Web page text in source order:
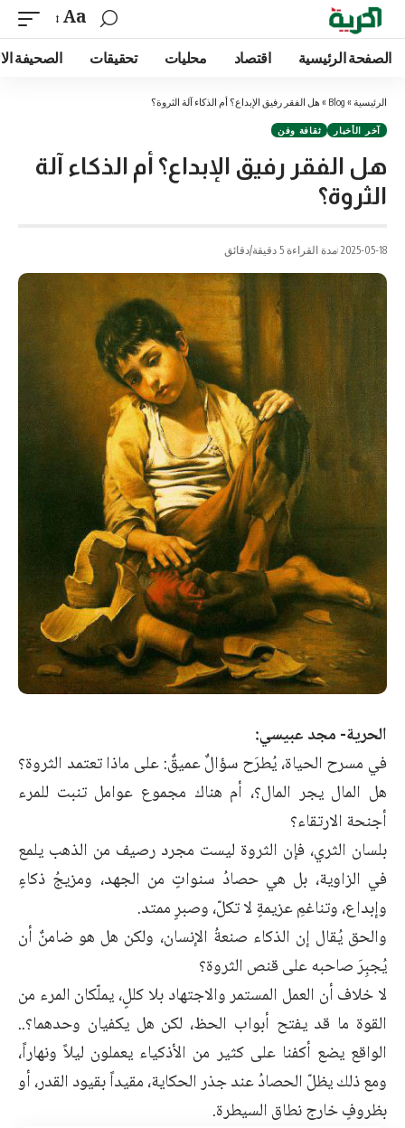
Aa
الصفحة الرئيسية اقتصاد محليات تحقيقات الصحيفة
الرئيسية »
Blog
» هل الفقر رفيق الإبداع؟ أم الذكاء آلة الثروة؟
آخر الأخبار ثقافة وفن
هل الفقر رفيق الإبداع؟ أم الذكاء آلة
الثروة؟
2025-05-18 مدة القراءة 5 دقيقة/دقائق
الحرية- مجد عبيسي:
في مسرح الحياة، يُطرَح سؤالٌ عميقٌ: على ماذا تعتمد الثروة؟
هل المال يجر المال؟، أم هناك مجموع عوامل تنبت للمرء
أجنحة الارتقاء؟
بلسان الثري، فإن الثروة ليست مجرد رصيف من الذهب يلمع
في الزاوية، بل هي حصادُ سنواتٍ من الجهد، ومزيجُ ذكاءٍ
وإبداع، وتناغمِ عزيمةٍ لا تكلّ، وصبرٍ ممتد.
والحق يُقال إن الذكاء صنعةُ الإنسان، ولكن هل هو ضامنٌ أن
يُجبِرَ صاحبه على قنص الثروة؟
لا خلاف أن العمل المستمر والاجتهاد بلا كللٍ، يملّكان المرء من
القوة ما قد يفتح أبواب الحظ، لكن هل يكفيان وحدهما؟..
الواقع يضع أكفنا على كثير من الأذكياء يعملون ليلاً ونهاراً،
ومع ذلك يظلّ الحصادُ عند جذر الحكاية، مقيداً بقيود القدر، أو
بظروفٍ خارج نطاق السيطرة.